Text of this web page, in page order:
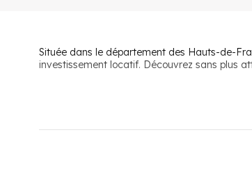
Située dans le département des Hauts-de-
investissement locatif. Découvrez sans plus
S’installer et vivre à Vanves, c’est